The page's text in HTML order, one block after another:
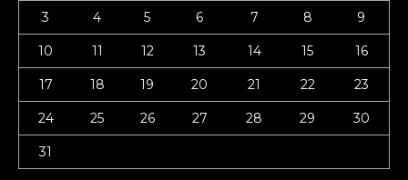
3 4 5 6 7 8 9
10 11 12 13 14 15 16
17 18 19 20 21 22 23
24 25 26 27 28 29 30
31